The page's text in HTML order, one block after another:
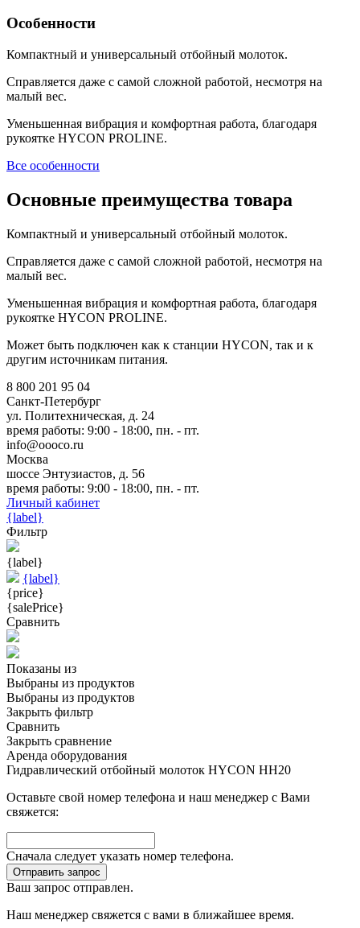
Особенности
Компактный и универсальный отбойный молоток.
Справляется даже с самой сложной работой, несмотря на
малый вес.
Уменьшенная вибрация и комфортная работа, благодаря
рукоятке HYCON PROLINE.
Все особенности
Основные преимущества товара
Компактный и универсальный отбойный молоток.
Справляется даже с самой сложной работой, несмотря на
малый вес.
Уменьшенная вибрация и комфортная работа, благодаря
рукоятке HYCON PROLINE.
Может быть подключен как к станции HYCON, так и к
другим источникам питания.
8 800 201 95 04
Санкт-Петербург
ул. Политехническая, д. 24
время работы: 9:00 - 18:00, пн. - пт.
info@oooco.ru
Москва
шоссе Энтузиастов, д. 56
время работы: 9:00 - 18:00, пн. - пт.
Личный кабинет
{label}
Фильтр
{label}
{label}
{price}
{salePrice}
Сравнить
Показаны из
Выбраны из продуктов
Выбраны из продуктов
Закрыть фильтр
Сравнить
Закрыть сравнение
Аренда оборудования
Гидравлический отбойный молоток HYCON HH20
Оставьте свой номер телефона и наш менеджер с Вами
свяжется:
Сначала следует указать номер телефона.
Отправить запрос
Ваш запрос отправлен.
Наш менеджер свяжется с вами в ближайшее время.